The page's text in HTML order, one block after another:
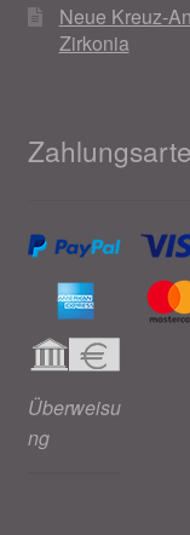
Neue Kreuz-
Zirkonia
Überweisu
ng